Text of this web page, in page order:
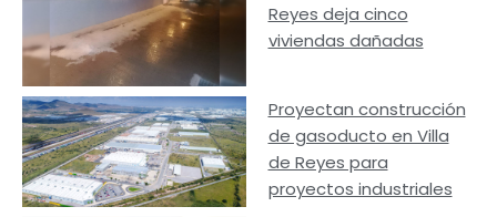
Reyes deja cinco
viviendas dañadas
Proyectan construcción
de gasoducto en Villa
de Reyes para
proyectos industriales